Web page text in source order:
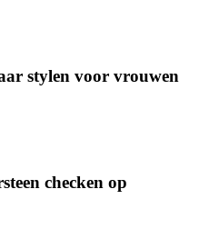
stylen voor vrouwen
checken op